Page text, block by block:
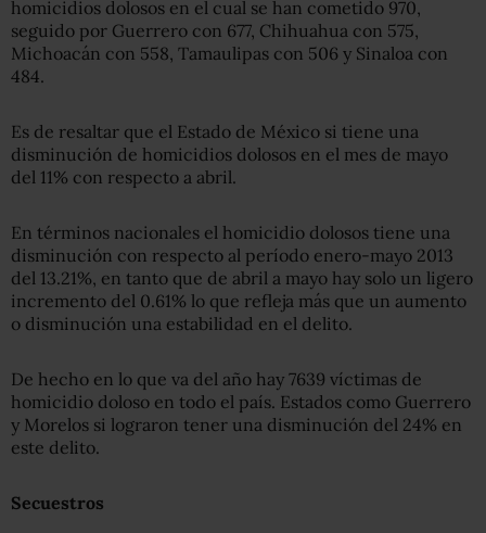
homicidios dolosos en el cual se han cometido 970,
seguido por Guerrero con 677, Chihuahua con 575,
Michoacán con 558, Tamaulipas con 506 y Sinaloa con
484.
Es de resaltar que el Estado de México si tiene una
disminución de homicidios dolosos en el mes de mayo
del 11% con respecto a abril.
En términos nacionales el homicidio dolosos tiene una
disminución con respecto al período enero-mayo 2013
del 13.21%, en tanto que de abril a mayo hay solo un ligero
incremento del 0.61% lo que refleja más que un aumento
o disminución una estabilidad en el delito.
De hecho en lo que va del año hay 7639 víctimas de
homicidio doloso en todo el país. Estados como Guerrero
y Morelos si lograron tener una disminución del 24% en
este delito.
Secuestros